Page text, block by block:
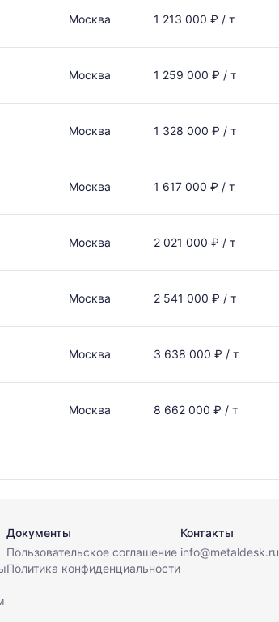
Москва 1 213 000 ₽ / т
Москва 1 259 000 ₽ / т
Москва 1 328 000 ₽ / т
Москва 1 617 000 ₽ / т
Москва 2 021 000 ₽ / т
Москва 2 541 000 ₽ / т
Москва 3 638 000 ₽ / т
Москва 8 662 000 ₽ / т
Документы
Пользовательское соглашение
Политика конфиденциальности
Контакты
info@metaldesk.ru